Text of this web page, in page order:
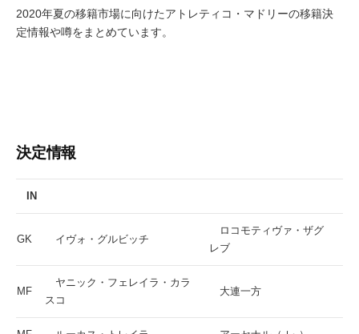
2020年夏の移籍市場に向けたアトレティコ・マドリーの移籍決
定情報や噂をまとめています。
決定情報
IN
GK イヴォ・グルビッチ
ロコモティヴァ・ザグ
レブ
MF
ヤニック・フェレイラ・カラ
スコ
大連一方